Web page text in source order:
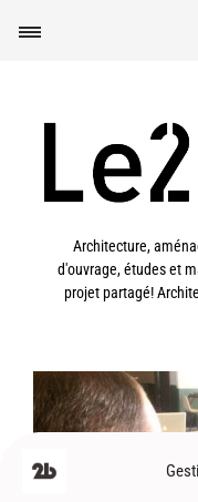
Architecture,
d'ouvrage, études et
projet partagé!